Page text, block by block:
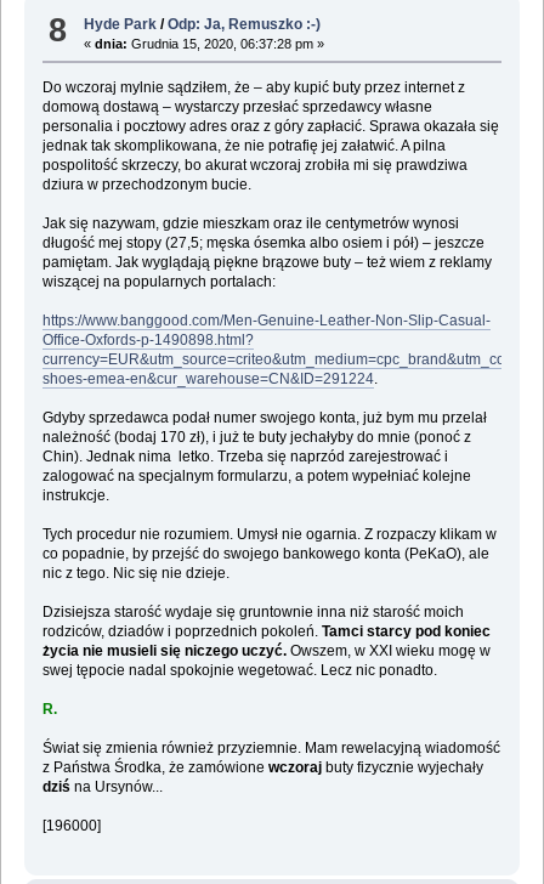
8 Hyde Park /Odp: Ja, Remuszko :-)
«dnia: Grudnia 15, 2020, 06:37:28 pm »
Do wczoraj mylnie sądziłem, że – aby kupić buty przez internet z
domową dostawą – wystarczy przesłać sprzedawcy własne
personalia i pocztowy adres oraz z góry zapłacić. Sprawa okazała się
jednak tak skomplikowana, że nie potrafię jej załatwić. A pilna
pospolitość skrzeczy, bo akurat wczoraj zrobiła mi się prawdziwa
dziura w przechodzonym bucie.
Jak się nazywam, gdzie mieszkam oraz ile centymetrów wynosi
długość mej stopy (27,5; męska ósemka albo osiem i pół) – jeszcze
pamiętam. Jak wyglądają piękne brązowe buty – też wiem z reklamy
wiszącej na popularnych portalach:
https://www.banggood.com/Men-Genuine-Leather-Non-Slip-Casual-
Office-Oxfords-p-1490898.html?
shoes-emea-en&cur_warehouse=CN&ID=291224.
Gdyby sprzedawca podał numer swojego konta, już bym mu przelał
należność (bodaj 170 zł), i już te buty jechałyby do mnie (ponoć z
Chin). Jednak nima letko. Trzeba się naprzód zarejestrować i
zalogować na specjalnym formularzu, a potem wypełniać kolejne
instrukcje.
Tych procedur nie rozumiem. Umysł nie ogarnia. Z rozpaczy klikam w
co popadnie, by przejść do swojego bankowego konta (PeKaO), ale
nic z tego. Nic się nie dzieje.
Dzisiejsza starość wydaje się gruntownie inna niż starość moich
rodziców, dziadów i poprzednich pokoleń. Tamci starcy pod koniec
życia nie musieli się niczego uczyć.Owszem, w XXI wieku mogę w
swej tępocie nadal spokojnie wegetować. Lecz nic ponadto.
R.
Świat się zmienia również przyziemnie. Mam rewelacyjną wiadomość
z Państwa Środka, że zamówione wczorajbuty fizycznie wyjechały
dziś na Ursynów...
[196000]